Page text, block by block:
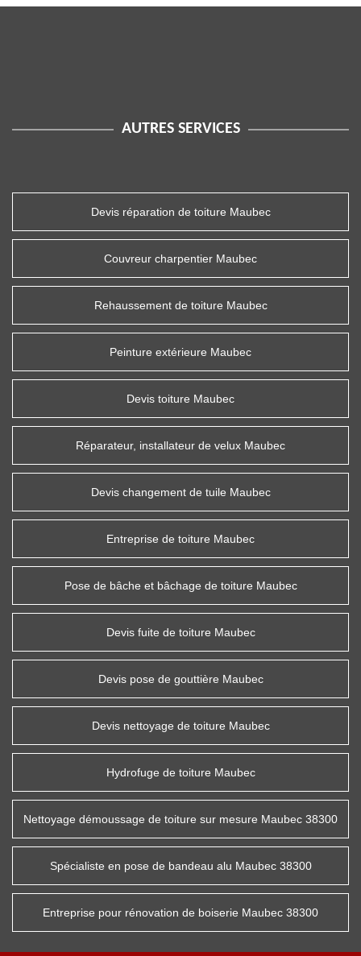
AUTRES SERVICES
Devis réparation de toiture Maubec
Couvreur charpentier Maubec
Rehaussement de toiture Maubec
Peinture extérieure Maubec
Devis toiture Maubec
Réparateur, installateur de velux Maubec
Devis changement de tuile Maubec
Entreprise de toiture Maubec
Pose de bâche et bâchage de toiture Maubec
Devis fuite de toiture Maubec
Devis pose de gouttière Maubec
Devis nettoyage de toiture Maubec
Hydrofuge de toiture Maubec
Nettoyage démoussage de toiture sur mesure Maubec 38300
Spécialiste en pose de bandeau alu Maubec 38300
Entreprise pour rénovation de boiserie Maubec 38300